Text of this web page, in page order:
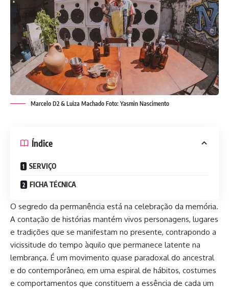
Marcelo D2 & Luiza Machado Foto: Yasmin Nascimento
Índice
SERVIÇO
FICHA TÉCNICA
O segredo da permanência está na celebração da memória.
A contação de histórias mantém vivos personagens, lugares
e tradições que se manifestam no presente, contrapondo a
vicissitude do tempo àquilo que permanece latente na
lembrança. É um movimento quase paradoxal do ancestral
e do contemporâneo, em uma espiral de hábitos, costumes
e comportamentos que constituem a essência de cada um